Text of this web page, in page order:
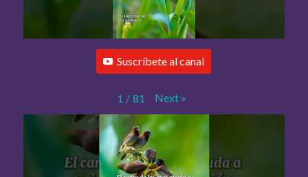
Suscríbete al canal
1 / 81 Next »